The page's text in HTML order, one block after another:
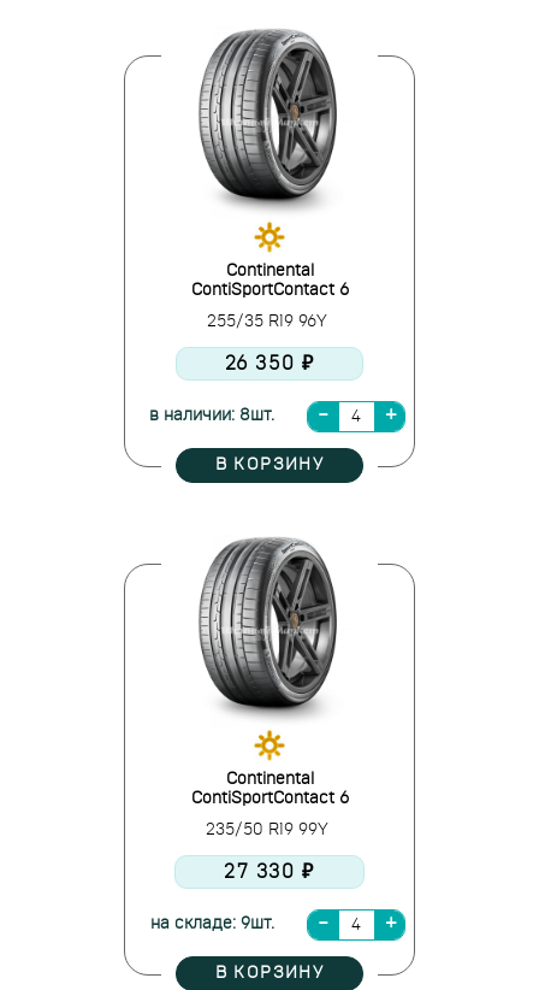
Continental
ContiSportContact 6
255/35 R19 96Y
26 350 ₽
в наличии: 8шт.
В КОРЗИНУ
Continental
ContiSportContact 6
235/50 R19 99Y
27 330 ₽
на складе: 9шт.
В КОРЗИНУ